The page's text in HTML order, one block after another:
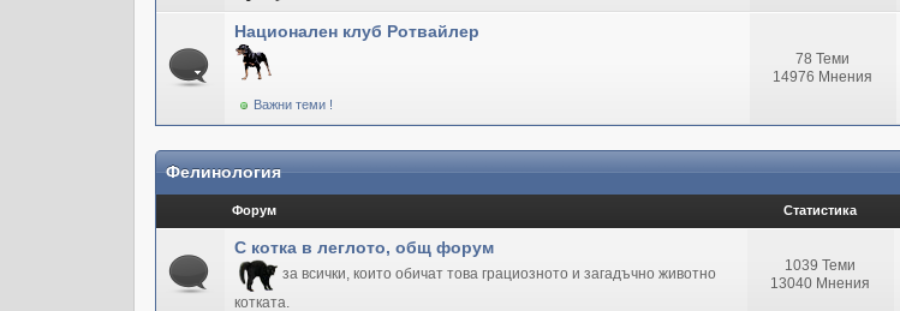
Национален клуб Ротвайлер
Важни теми !
78 Теми
14976 Мнения
Фелинология
Форум Статистика
С котка в леглото, общ форум
за всички, които обичат това грациозното и загадъчно животно
котката.
1039 Теми
13040 Мнения